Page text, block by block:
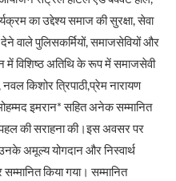
का उद्देश्य समाज की सुरक्षा, सेवा
वाले पुलिसकर्मियों, समाजसेवियों और
में विशिष्ठ अतिथि के रूप में समाजसेवी
किशोर त्रिपाठी,प्रेम नारायण
इमरान* सहित अनेक सम्मानित
पहल की सराहना की।इस अवसर पर
अमूल्य योगदान और निस्वार्थ
किया गया। सम्मानित